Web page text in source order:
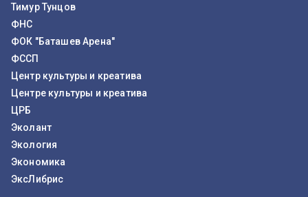
Тимур Тунцов
ФНС
ФОК "Баташев Арена"
ФССП
Центр культуры и креатива
Центре культуры и креатива
ЦРБ
Эколант
Экология
Экономика
ЭксЛибрис